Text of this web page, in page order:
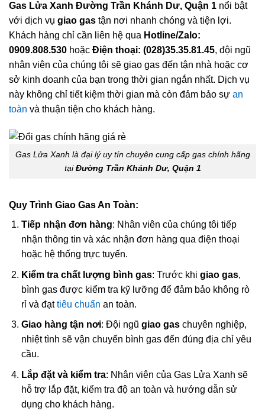
Gas Lửa Xanh Đường Trần Khánh Dư, Quận 1 nổi bật
với dịch vụ giao gas tận nơi nhanh chóng và tiện lợi.
Khách hàng chỉ cần liên hệ qua Hotline/Zalo:
0909.808.530 hoặc Điện thoại: (028)35.35.81.45, đội ngũ
nhân viên của chúng tôi sẽ giao gas đến tận nhà hoặc cơ
sở kinh doanh của bạn trong thời gian ngắn nhất. Dịch vụ
này không chỉ tiết kiệm thời gian mà còn đảm bảo sự an
toàn và thuận tiện cho khách hàng.
Gas Lửa Xanh là đại lý uy tín chuyên cung cấp gas chính hãng
tạiĐường Trần Khánh Dư, Quận 1
Quy Trình Giao Gas An Toàn:
Tiếp nhận đơn hàng: Nhân viên của chúng tôi tiếp
nhận thông tin và xác nhận đơn hàng qua điện thoại
hoặc hệ thống trực tuyến.
Kiểm tra chất lượng bình gas: Trước khi giao gas,
bình gas được kiểm tra kỹ lưỡng để đảm bảo không rò
rỉ và đạttiêu chuẩn an toàn.
Giao hàng tận nơi: Đội ngũ giao gaschuyên nghiệp,
nhiệt tình sẽ vận chuyển bình gas đến đúng địa chỉ yêu
cầu.
Lắp đặt và kiểm tra: Nhân viên của Gas Lửa Xanh sẽ
hỗ trợ lắp đặt, kiểm tra độ an toàn và hướng dẫn sử
dụng cho khách hàng.